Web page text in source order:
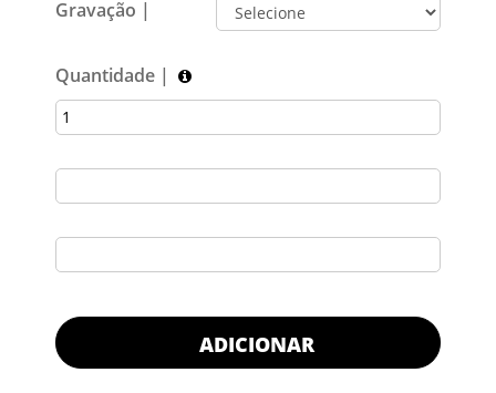
Gravação |
Quantidade |
ADICIONAR